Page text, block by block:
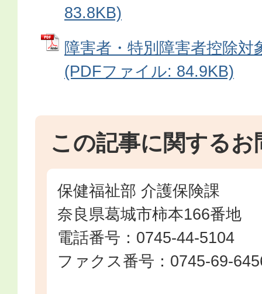
83.8KB)
障害者・特別障害者控除対
(PDFファイル: 84.9KB)
この記事に関するお
保健福祉部 介護保険課
奈良県葛城市柿本166番地
電話番号：0745-44-5104
ファクス番号：0745-69-